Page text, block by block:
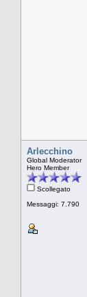
Arlecchino
Global Moderator
Hero Member
Scollegato
Messaggi: 7.790